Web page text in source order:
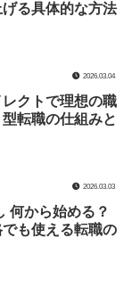
る具体的な方法
2026.03.04
クトで理想の職
転職の仕組みと
2026.03.03
何から始める？
も使える転職の